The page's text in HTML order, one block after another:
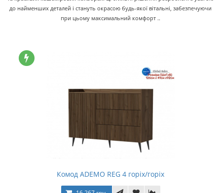
до найменших деталей і стануть окрасою будь-якої вітальні, забезпечуючи
при цьому максимальний комфорт ..
Комод ADEMO REG 4 горіх/горіх